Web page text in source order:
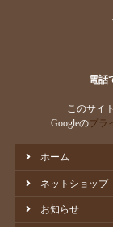
電話
このサイ
Googleのプラ
ホーム
ネットショップ
お知らせ